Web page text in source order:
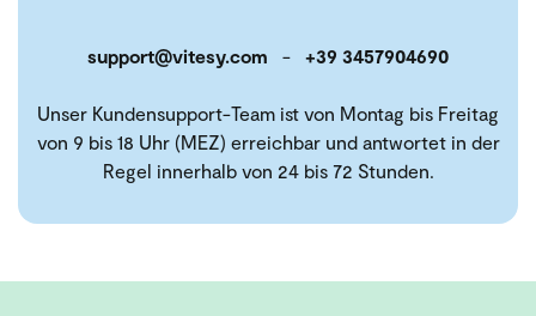
support@vitesy.com - +39 3457904690
Unser Kundensupport-Team ist von Montag bis Freitag
von 9 bis 18 Uhr (MEZ) erreichbar und antwortet in der
Regel innerhalb von 24 bis 72 Stunden.